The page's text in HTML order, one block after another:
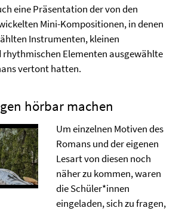
eine Präsentation der von den
Mini-Kompositionen, in denen
Instrumenten, kleinen
Elementen ausgewählte
vertont hatten.
hörbar machen
Um einzelnen Motiven des
Romans und der eigenen
Lesart von diesen noch
näher zu kommen, waren
die Schüler*innen
eingeladen, sich zu fragen,